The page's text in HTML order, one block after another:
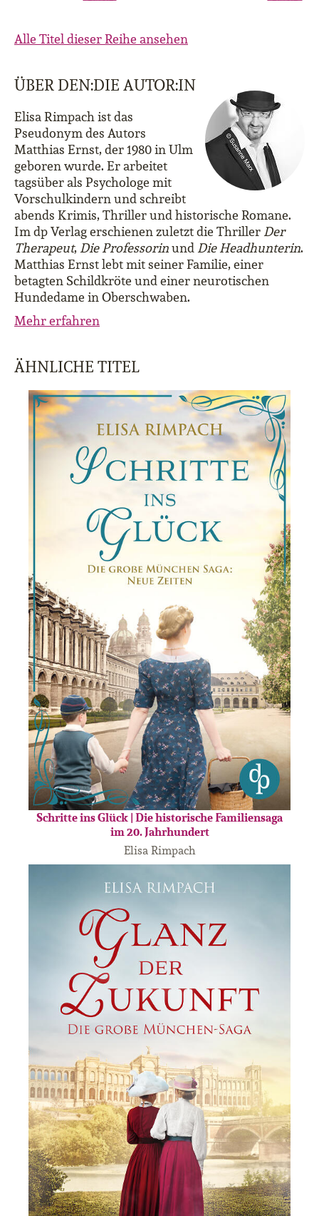
Alle Titel dieser Reihe ansehen
ÜBER DEN:DIE AUTOR:IN
Elisa Rimpach ist das
Pseudonym des Autors
Matthias Ernst, der 1980 in Ulm
geboren wurde. Er arbeitet
tagsüber als Psychologe mit
Vorschulkindern und schreibt
abends Krimis, Thriller und historische Romane.
Im dp Verlag erschienen zuletzt die Thriller Der
Therapeut, Die Professorinund Die Headhunterin.
Matthias Ernst lebt mit seiner Familie, einer
betagten Schildkröte und einer neurotischen
Hundedame in Oberschwaben.
Mehr erfahren
ÄHNLICHE TITEL
Schritte ins Glück | Die historische Familiensaga
im 20. Jahrhundert
Elisa Rimpach